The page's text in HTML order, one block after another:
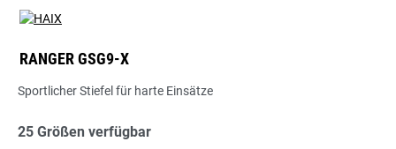
RANGER GSG9-X
Sportlicher Stiefel für harte Einsätze
25 Größen verfügbar